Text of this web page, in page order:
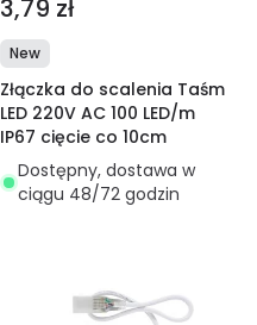
3,79 zł
New
Złączka do scalenia Taśm
LED 220V AC 100 LED/m
IP67 cięcie co 10cm
Dostępny, dostawa w
ciągu 48/72 godzin